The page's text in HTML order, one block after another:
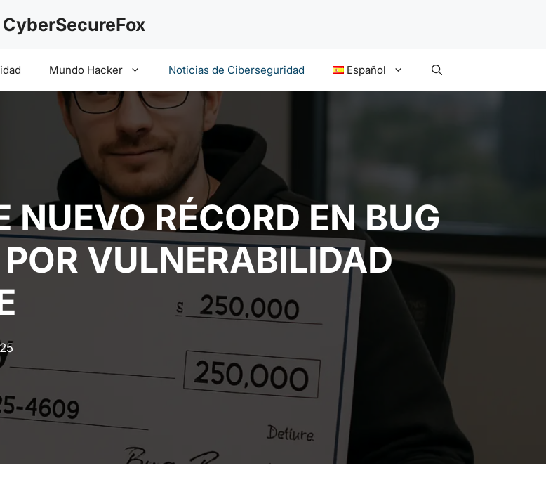
CyberSecureFox
Mundo Hacker Noticias de Ciberseguridad Español
NUEVO RÉCORD EN BUG
VULNERABILIDAD